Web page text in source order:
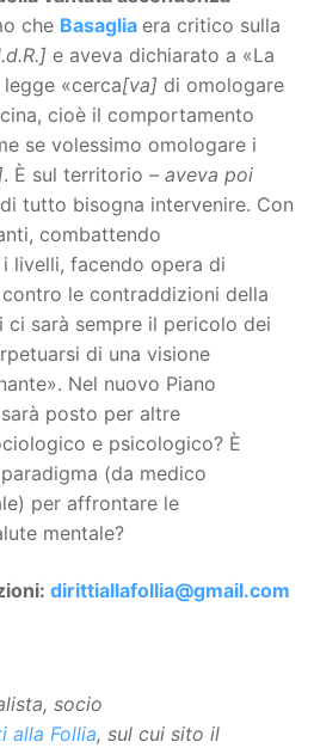
che Basaglia era critico sulla
e aveva dichiarato a «La
«cerca[va] di omologare
cioè il comportamento
se volessimo omologare i
. È sul territorio – aveva poi
tutto bisogna intervenire. Con
combattendo
livelli, facendo opera di
le contraddizioni della
ci sarà sempre il pericolo dei
di una visione
Nel nuovo Piano
posto per altre
e psicologico? È
(da medico
per affrontare le
mentale?
dirittiallafollia@gmail.com
socio
alla Follia, sul cui sito il